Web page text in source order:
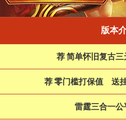
版本
荐 简单怀旧复古
荐 零门槛打保值 送
雷霆三合一公